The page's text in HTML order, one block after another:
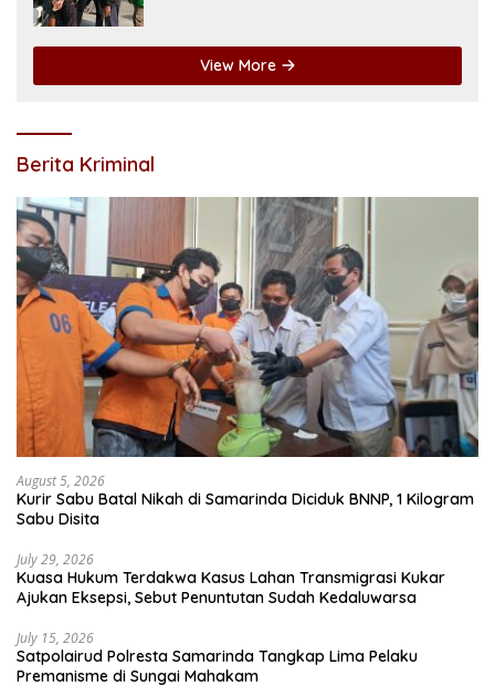
View More
Berita Kriminal
August 5, 2026
Kurir Sabu Batal Nikah di Samarinda Diciduk BNNP, 1 Kilogram
Sabu Disita
July 29, 2026
Kuasa Hukum Terdakwa Kasus Lahan Transmigrasi Kukar
Ajukan Eksepsi, Sebut Penuntutan Sudah Kedaluwarsa
July 15, 2026
Satpolairud Polresta Samarinda Tangkap Lima Pelaku
Premanisme di Sungai Mahakam